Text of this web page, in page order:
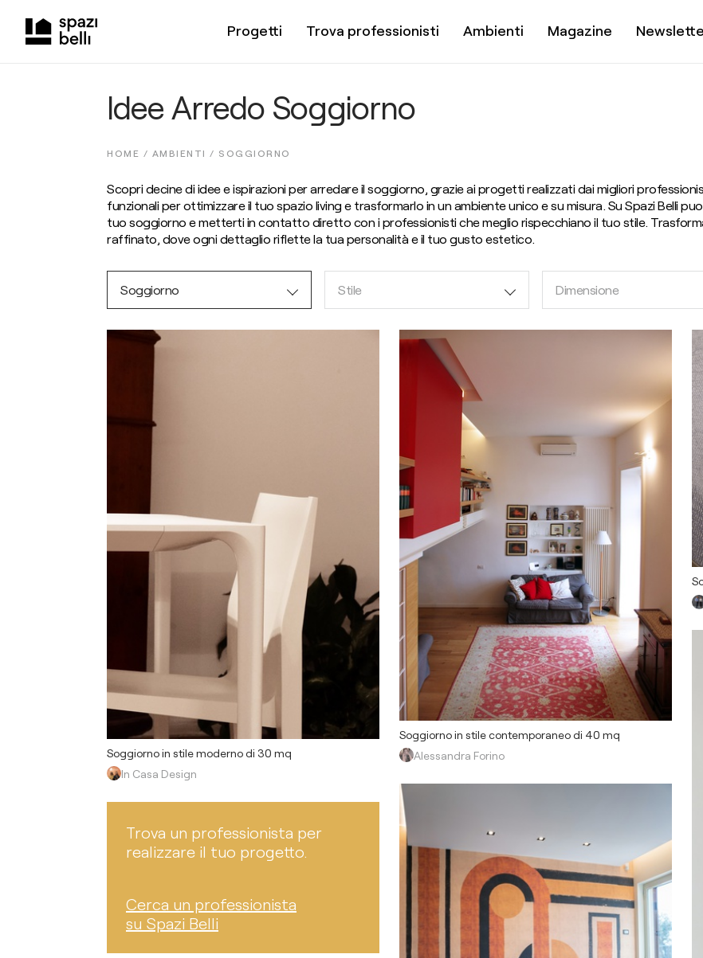
Progetti Trova professionisti Ambienti Magazine
Idee Arredo Soggiorno
HOME / AMBIENTI / SOGGIORNO
Scopri decine di idee e ispirazioni per arredare il soggiorno, grazie ai progetti realizzati dai migliori
funzionali per ottimizzare il tuo spazio living e trasformarlo in un ambiente unico e su misura. Su Spazi Belli
tuo soggiorno e metterti in contatto diretto con i professionisti che meglio rispecchiano il tuo stile.
raffinato, dove ogni dettaglio riflette la tua personalità e il tuo gusto estetico.
Soggiorno Stile Dimensione
Soggiorno in stile moderno di 30 mq
In Casa Design
Trova un professionista per
realizzare il tuo progetto.
Cerca un professionista
su Spazi Belli
Soggiorno in stile contemporaneo di 40 mq
Alessandra Forino